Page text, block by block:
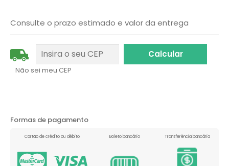
Consulte o prazo estimado e valor da entrega
Não sei meu CEP
Formas de pagamento
Cartão de crédito ou débito Boleto bancário Transferência bancária